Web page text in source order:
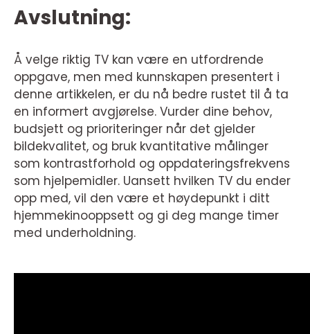
Avslutning:
Å velge riktig TV kan være en utfordrende
oppgave, men med kunnskapen presentert i
denne artikkelen, er du nå bedre rustet til å ta
en informert avgjørelse. Vurder dine behov,
budsjett og prioriteringer når det gjelder
bildekvalitet, og bruk kvantitative målinger
som kontrastforhold og oppdateringsfrekvens
som hjelpemidler. Uansett hvilken TV du ender
opp med, vil den være et høydepunkt i ditt
hjemmekinooppsett og gi deg mange timer
med underholdning.